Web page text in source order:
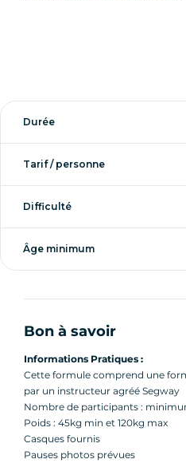
Durée
Tarif / personne
Difficulté
Âge minimum
Bon à savoir
Informations Pratiques :
Cette formule comprend une
par un instructeur agréé Segway
Nombre de participants :
Poids : 45kg min et 120kg max
Casques fournis
Pauses photos prévues